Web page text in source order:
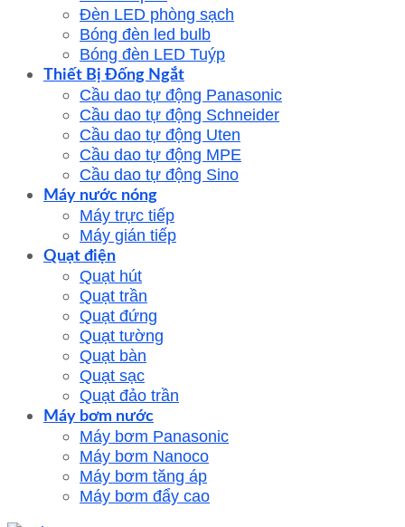
Đèn LED phòng sạch
Bóng đèn led bulb
Bóng đèn LED Tuýp
Thiết Bị Đống Ngắt
Cầu dao tự động Panasonic
Cầu dao tự động Schneider
Cầu dao tự động Uten
Cầu dao tự động MPE
Cầu dao tự động Sino
Máy nước nóng
Máy trực tiếp
Máy gián tiếp
Quạt điện
Quạt hút
Quạt trần
Quạt đứng
Quạt tường
Quạt bàn
Quạt sạc
Quạt đảo trần
Máy bơm nước
Máy bơm Panasonic
Máy bơm Nanoco
Máy bơm tăng áp
Máy bơm đẩy cao